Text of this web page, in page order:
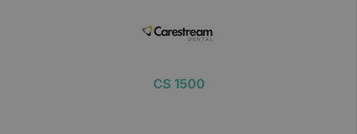
CS 1500